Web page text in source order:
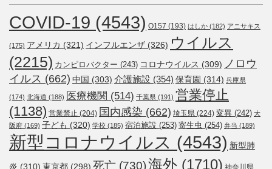
COVID-19 (4543) O157 (193) はしか (182) アニサキス
(175) アメリカ (321) インフルエンザ (326) ウイルス
(2215) カンピロバクター (243) コロナウイルス (309) ノロウ
イルス (662) 中国 (303) 介護施設 (354) 保育園 (314) 兵庫県
(174) 北海道 (188) 医療機関 (514) 千葉県 (191) 営業停止
(1138) 営業禁止 (204) 国内感染 (662) 埼玉県 (224) 変異 (242) 大
阪府 (169) 子ども (320) 学校 (185) 宿泊施設 (253) 寄生虫 (254) 弁当 (189)
新型コロナウイルス (4543) 新型肺
炎 (310) 東京都 (298) 死亡 (730)海外 (1710)